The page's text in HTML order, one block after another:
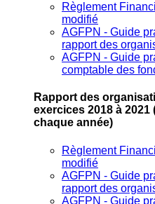
Règlement
modifié
AGFPN ‐ Guide
rapport des
AGFPN ‐ Guide
comptable des
Rapport des
exercices 2018 à 2021
chaque année)
Règlement
modifié
AGFPN ‐ Guide
rapport des
AGFPN ‐ Guide